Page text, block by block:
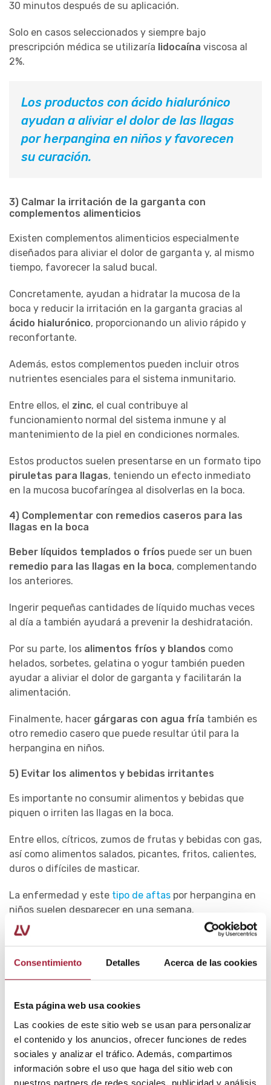
Consentimiento Detalles Acerca de las cookies
Esta página web usa cookies
Las cookies de este sitio web se usan para personalizar
el contenido y los anuncios, ofrecer funciones de redes
sociales y analizar el tráfico. Además, compartimos
información sobre el uso que haga del sitio web con
nuestros partners de redes sociales, publicidad y análisis
30 minutos después de su aplicación.
Solo en casos seleccionados y siempre bajo
prescripción médica se utilizaría lidocaína viscosa al
2%.
Los productos con ácido hialurónico
ayudan a aliviar el dolor de las llagas
por herpangina en niños y favorecen
su curación.
3) Calmar la irritación de la garganta con
complementos alimenticios
Existen complementos alimenticios especialmente
diseñados para aliviar el dolor de garganta y, al mismo
tiempo, favorecer la salud bucal.
Concretamente, ayudan a hidratar la mucosa de la
boca y reducir la irritación en la garganta gracias al
ácido hialurónico, proporcionando un alivio rápido y
reconfortante.
Además, estos complementos pueden incluir otros
nutrientes esenciales para el sistema inmunitario.
Entre ellos, el zinc, el cual contribuye al
funcionamiento normal del sistema inmune y al
mantenimiento de la piel en condiciones normales.
Estos productos suelen presentarse en un formato tipo
piruletas para llagas, teniendo un efecto inmediato
en la mucosa bucofaríngea al disolverlas en la boca.
4) Complementar con remedios caseros para las
llagas en la boca
Beber líquidos templados o fríos puede ser un buen
remedio para las llagas en la boca, complementando
los anteriores.
Ingerir pequeñas cantidades de líquido muchas veces
al día a también ayudará a prevenir la deshidratación.
Por su parte, los alimentos fríos y blandos como
helados, sorbetes, gelatina o yogur también pueden
ayudar a aliviar el dolor de garganta y facilitarán la
alimentación.
Finalmente, hacer gárgaras con agua fría también es
otro remedio casero que puede resultar útil para la
herpangina en niños.
5) Evitar los alimentos y bebidas irritantes
Es importante no consumir alimentos y bebidas que
piquen o irriten las llagas en la boca.
Entre ellos, cítricos, zumos de frutas y bebidas con gas,
así como alimentos salados, picantes, fritos, calientes,
duros o difíciles de masticar.
La enfermedad y este tipo de aftas por herpangina en
niños suelen desparecer en una semana.
No obstante, siempre hay que consultar con el pediatra
junto con la fiebre y el dolor de garganta.
síntomas de deshidratación. Estos pueden incluir tener
la boca seca , los ojos hundidos, pocas lágrimas al llorar,
falta de energía y orinar en menor frecuencia.
En caso de que los bebés y niños presenten vómitos o
diarreas, es importante que tomen sueros de